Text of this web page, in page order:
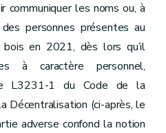
communiquer les noms ou, à
personnes présentes au
bois en 2021, dès lors qu’il
à caractère personnel,
L3231-1 du Code de la
Décentralisation (ci-après, le
adverse confond la notion